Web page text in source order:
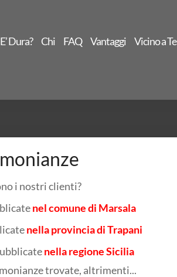
E’ Dura? Chi FAQ Vantaggi Vicino a Te
i nostri clienti?
nel comune di Marsala
nella provincia di Trapani
nella regione Sicilia
trovate, altrimenti...